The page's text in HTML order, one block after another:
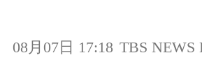
08月07日 17:18 TBS NEWS